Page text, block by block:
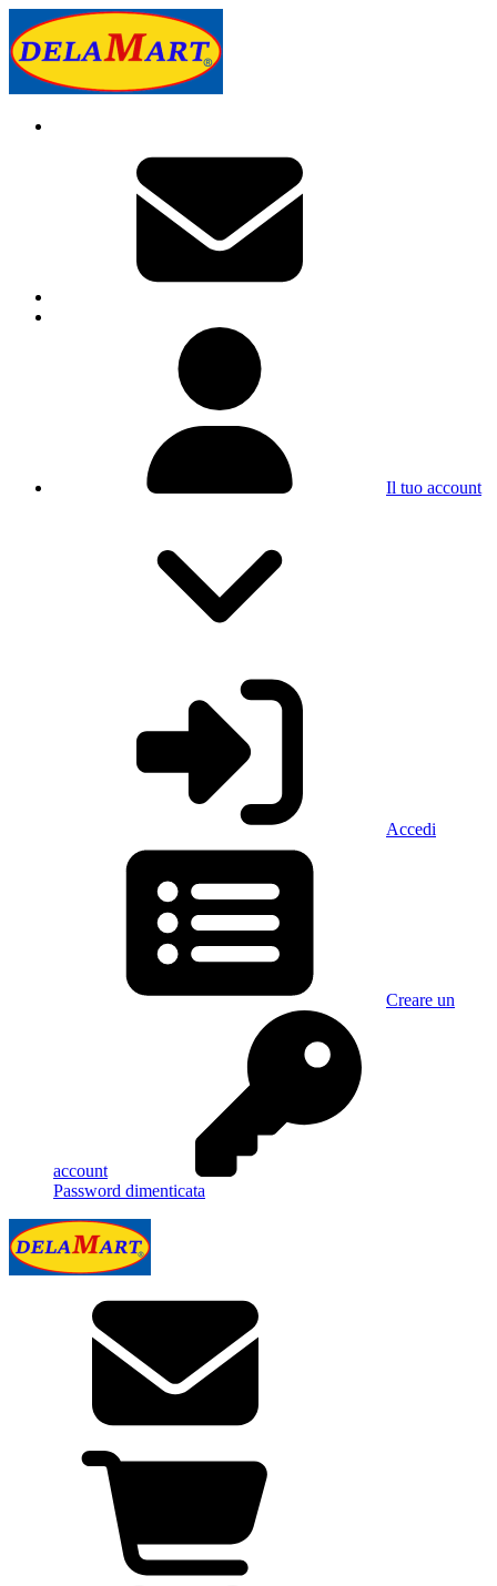
Il tuo account
Accedi
Creare un
account
Password dimenticata